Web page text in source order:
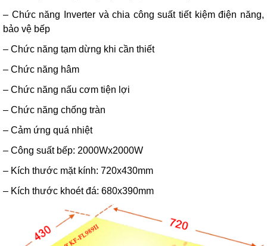
– Chức năng Inverter và chia công suất tiết kiệm điện năng,
bảo vệ bếp
– Chức năng tạm dừng khi cần thiết
– Chức năng hâm
– Chức năng nấu cơm tiện lợi
– Chức năng chống tràn
– Cảm ứng quá nhiệt
– Công suất bếp: 2000Wx2000W
– Kích thước mặt kính: 720x430mm
– Kích thước khoét đá: 680x390mm